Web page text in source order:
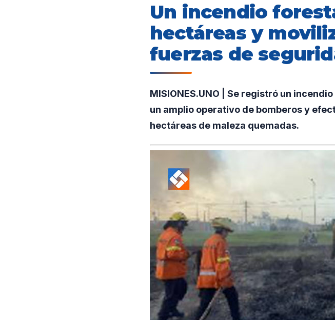
Un incendio
hectáreas y
fuerzas de
MISIONES.UNO | Se registró un
un amplio operativo de bomberos y
hectáreas de maleza quemadas.